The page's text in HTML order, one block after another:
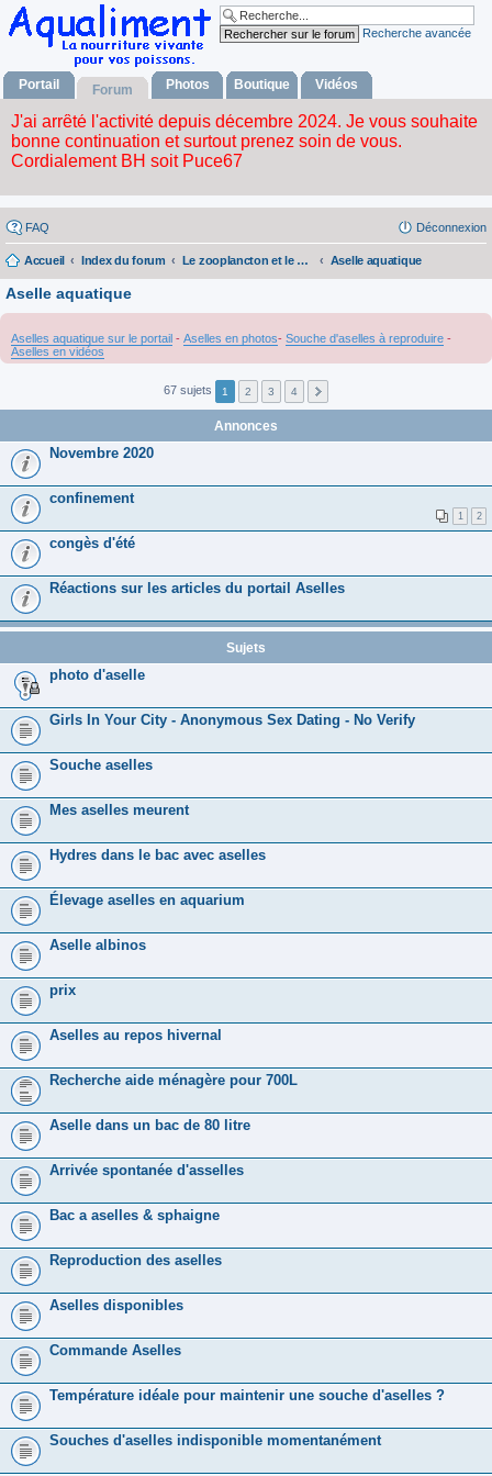
Recherche avancée
Portail Forum Photos Boutique Vidéos
FAQ Déconnexion
Accueil Index du forum Le zooplancton et le phytoplancton Aselle aquatique
Aselle aquatique
Aselles aquatique sur le portail - Aselles en photos- Souche d'aselles à reproduire -
Aselles en vidéos
67 sujets 1 2 3 4
Annonces
Novembre 2020
confinement
1 2
congès d'été
Réactions sur les articles du portail Aselles
Sujets
photo d'aselle
Girls In Your City - Anonymous Sex Dating - No Verify
Souche aselles
Mes aselles meurent
Hydres dans le bac avec aselles
Élevage aselles en aquarium
Aselle albinos
prix
Aselles au repos hivernal
Recherche aide ménagère pour 700L
Aselle dans un bac de 80 litre
Arrivée spontanée d'asselles
Bac a aselles & sphaigne
Reproduction des aselles
Aselles disponibles
Commande Aselles
Température idéale pour maintenir une souche d'aselles ?
Souches d'aselles indisponible momentanément